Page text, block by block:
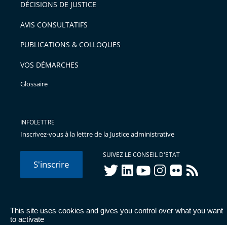
This site uses cookies and gives you control over what you want
to activate
DÉCISIONS DE JUSTICE
AVIS CONSULTATIFS
PUBLICATIONS & COLLOQUES
VOS DÉMARCHES
Glossaire
INFOLETTRE
Inscrivez-vous à la lettre de la Justice administrative
S'inscrire
SUIVEZ LE CONSEIL D'ETAT
twitterlinkedInyoutubeinstagram
flickr rss
© Conseil d'État 2026 - Mentions légales
Données